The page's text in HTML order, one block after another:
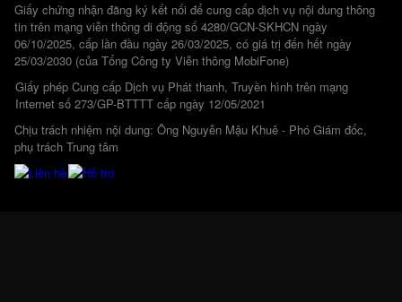
Giấy chứng nhận đăng ký kết nối để cung cấp dịch vụ nội dung thông
tin trên mạng viễn thông di động số 4280/GCN-SKHCN ngày
06/10/2025, cấp lần đầu ngày 26/03/2025, có giá trị đến hết ngày
25/03/2030 (của Tổng Công ty Viễn thông MobiFone)
Giấy phép Cung cấp Dịch vụ Phát thanh, Truyền hình trên mạng
Internet số 273/GP-BTTTT cấp ngày 12/05/2021
Chịu trách nhiệm nội dung: Ông Nguyễn Mậu Khuê - Phó Giám đốc,
phụ trách Trung tâm